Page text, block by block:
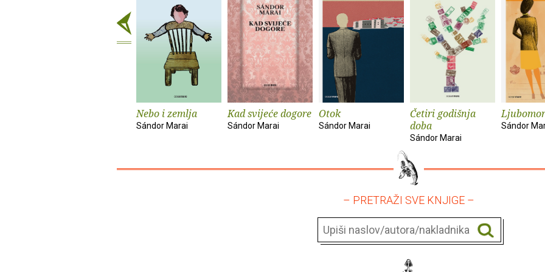
Nebo i zemlja
Sándor Marai
Kad svijeće dogore
Sándor Marai
Otok
Sándor Marai
Četiri godišnja
doba
Sándor Marai
Sándor
– PRETRAŽI SVE KNJIGE –